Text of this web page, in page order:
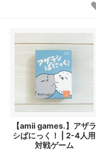
【amii games.】アザラ
シぱにっく！ | 2-4人用
対戦ゲーム